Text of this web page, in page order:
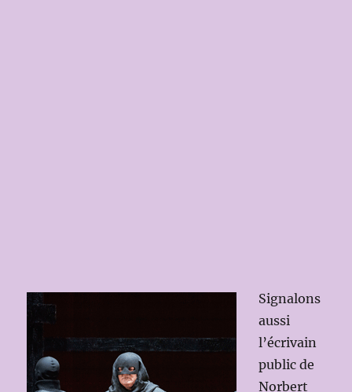
Signalons
aussi
l’écrivain
public de
Norbert